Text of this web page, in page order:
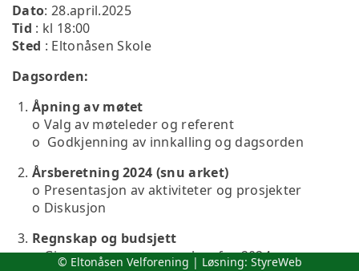
Dato: 28.april.2025
Tid : kl 18:00
Sted : Eltonåsen Skole
Dagsorden:
Åpning av møtet
o Valg av møteleder og referent
o Godkjenning av innkalling og dagsorden
Årsberetning 2024 (snu arket)
o Presentasjon av aktiviteter og prosjekter
o Diskusjon
Regnskap og budsjett
o Gjennomgang av regnskap for 2024
© Eltonåsen Velforening | Løsning: StyreWeb